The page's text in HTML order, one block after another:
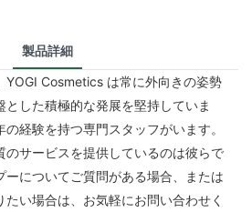
製品詳細
YOGI Cosmetics は常に外向きの姿勢
とした積極的な発展を堅持していま
経験を持つ専門スタッフがいます。
のサービスを提供しているのは彼らで
ーについてご質問がある場合、または
い場合は、お気軽にお問い合わせく